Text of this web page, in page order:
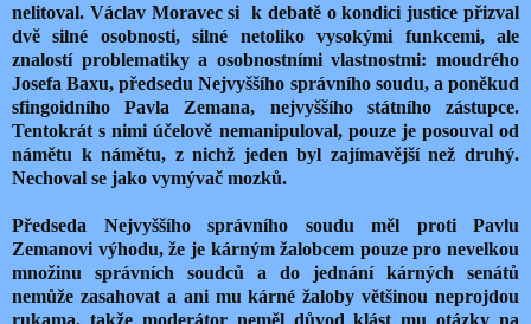
nelitoval. Václav Moravec si k debatě o kondici justice přizval
dvě silné osobnosti, silné netoliko vysokými funkcemi, ale
znalostí problematiky a osobnostními vlastnostmi: moudrého
Josefa Baxu, předsedu Nejvyššího správního soudu, a poněkud
sfingoidního Pavla Zemana, nejvyššího státního zástupce.
Tentokrát s nimi účelově nemanipuloval, pouze je posouval od
námětu k námětu, z nichž jeden byl zajímavější než druhý.
Nechoval se jako vymývač mozků.
Předseda Nejvyššího správního soudu měl proti Pavlu
Zemanovi výhodu, že je kárným žalobcem pouze pro nevelkou
množinu správních soudců a do jednání kárných senátů
nemůže zasahovat a ani mu kárné žaloby většinou neprojdou
rukama, takže moderátor neměl důvod klást mu otázky na